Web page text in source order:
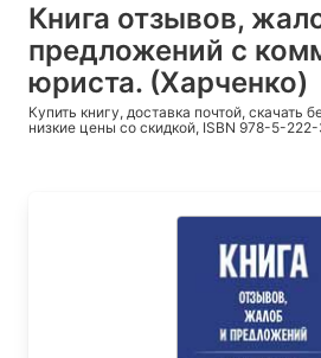
Книга отзывов,
предложений с
юриста. (Харченко)
Купить книгу, доставка почтой, скачать
низкие цены со скидкой, ISBN 978-5-